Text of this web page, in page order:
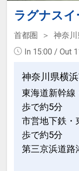
ラグナス
首都圏 神奈
In 15:00 / Out
神奈川県横
東海道新幹線
歩で約5分
市営地下鉄・
歩で約5分
第三京浜道路